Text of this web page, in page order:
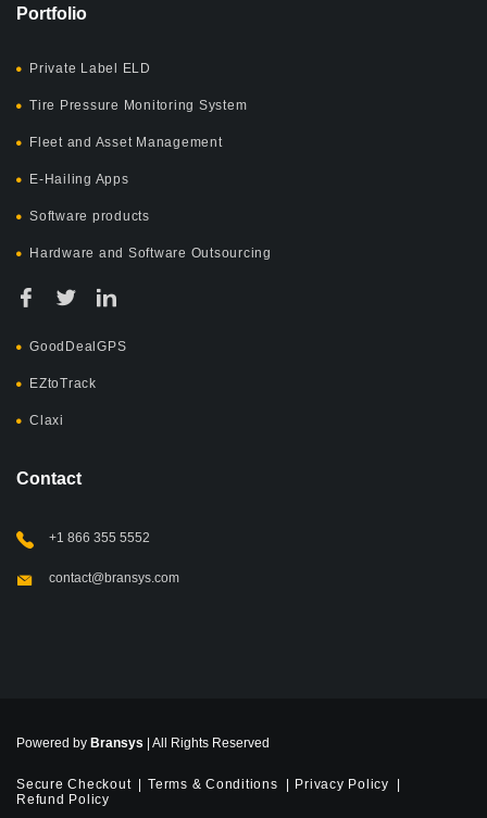
Portfolio
Private Label ELD
Tire Pressure Monitoring System
Fleet and Asset Management
E-Hailing Apps
Software products
Hardware and Software Outsourcing
GoodDealGPS
EZtoTrack
Claxi
Contact
+1 866 355 5552
contact@bransys.com
Powered by Bransys | All Rights Reserved
Secure Checkout Terms & Conditions
Privacy Policy
Refund Policy